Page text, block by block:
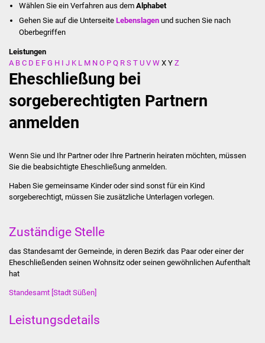
Summerrockfestival
Stadtverwaltung
Ansprechpartner
Veröffentlichungen
FNP / Bebauungspläne
Wählen Sie ein Verfahren aus dem Alphabet
Gehen Sie auf die UnterseiteLebenslagen und suchen Sie nach
Oberbegriffen
Leistungen
A B C D E F G H I J K L M N O P Q R S T U V W X Y Z
Eheschließung bei
sorgeberechtigten Partnern
anmelden
Wenn Sie und Ihr Partner oder Ihre Partnerin heiraten möchten, müssen
Sie die beabsichtigte Eheschließung anmelden.
Haben Sie gemeinsame Kinder oder sind sonst für ein Kind
sorgeberechtigt, müssen Sie zusätzliche Unterlagen vorlegen.
Zuständige Stelle
das Standesamt der Gemeinde, in deren Bezirk das Paar oder einer der
Eheschließenden seinen Wohnsitz oder seinen gewöhnlichen Aufenthalt
hat
Standesamt [Stadt Süßen]
Leistungsdetails